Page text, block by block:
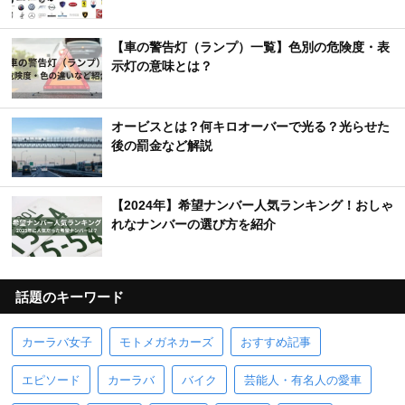
【車の警告灯（ランプ）一覧】色別の危険度・表
示灯の意味とは？
オービスとは？何キロオーバーで光る？光らせた
後の罰金など解説
【2024年】希望ナンバー人気ランキング！おしゃ
れなナンバーの選び方を紹介
話題のキーワード
カーラバ女子 モトメガネカーズ おすすめ記事
エピソード カーラバ バイク 芸能人・有名人の愛車